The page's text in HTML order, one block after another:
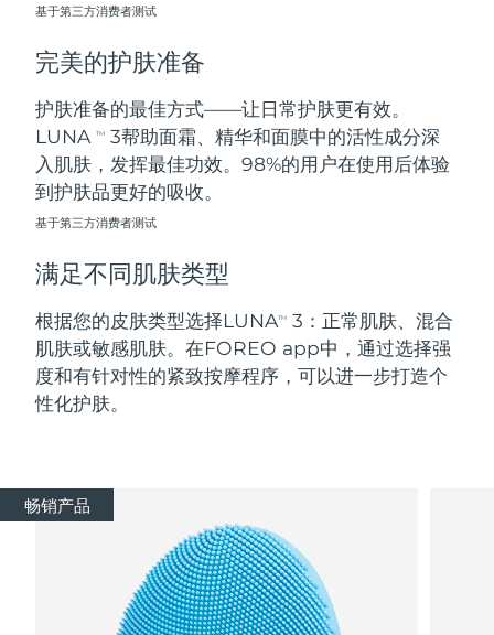
基于第三方消费者测试
完美的护肤准备
护肤准备的最佳方式——让日常护肤更有效。
LUNATM
3帮助面霜、精华和面膜中的活性成分深
入肌肤，发挥最佳功效。98%的用户在使用后体验
到护肤品更好的吸收。
基于第三方消费者测试
满足不同肌肤类型
根据您的皮肤类型选择LUNATM
3：正常肌肤、混合
肌肤或敏感肌肤。在FOREO app中，通过选择强
度和有针对性的紧致按摩程序，可以进一步打造个
性化护肤。
畅销产品
美国
乌兹别克斯坦
越南 预计送达日期